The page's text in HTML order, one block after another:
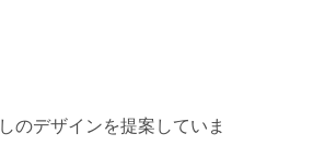
のデザインを提案していま